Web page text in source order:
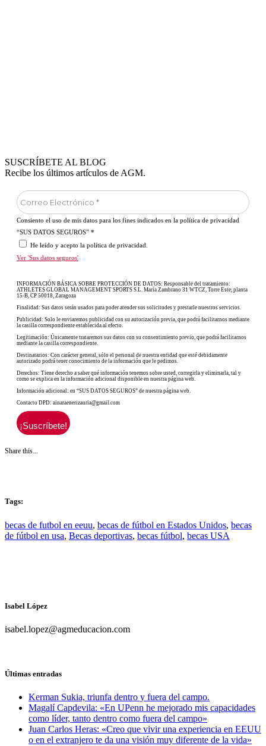
SUSCRÍBETE AL BLOG
Recibe los últimos artículos de AGM.
Consiento el uso de mis datos para los fines indicados en la política de privacidad
“SUS DATOS SEGUROS” *
He leído y acepto la política de privacidad.
Ver 'Sus datos seguros'
INFORMACIÓN BÁSICA SOBRE PROTECCIÓN DE DATOS: Responsable del tratamiento:
ATHLETES GLOBAL MANAGEMENT SPORTS S.L. María Zambrano 31 WTCZ, Torre Este, planta
15-B, CP 50018, Zaragoza
Finalidad: Sus datos serán usados para poder atender sus solicitudes y prestarle nuestros servicios.
Publicidad: Solo le enviaremos publicidad con su autorización previa, que podrá facilitarnos mediante
la casilla correspondiente establecida al efecto.
Legitimación: Únicamente trataremos sus datos con su consentimiento previo, que podrá facilitarnos
mediante la casilla correspondiente.
Destinatarios: Con carácter general, sólo el personal de nuestra entidad que esté debidamente
autorizado podrá tener conocimiento de la información que le pedimos.
Derechos: Tiene derecho a saber qué información tenemos sobre usted, corregirla y eliminarla, tal y
como se explica en la información adicional disponible en nuestra página web.
Información adicional: en “SUS DATOS SEGUROS” de nuestra página web.
Contacto DPD: ainaraenerizauria@gmail.com
Share this...
Tags:
becas de futbol en eeuu, becas de fútbol en Estados Unidos, becas
de fútbol en usa, Becas deportivas, becas fútbol, becas USA
Isabel López
isabel.lopez@agmeducacion.com
Últimas entradas
Kerman Sukia, triunfa dentro y fuera del campo.
Magalí Capdevila: «En UPenn he mejorado mis capacidades
como líder, tanto dentro como fuera del campo»
Juan Carlos Heras: «Creo que vivir una experiencia en EEUU
o en el extranjero te da una visión muy diferente de la vida»